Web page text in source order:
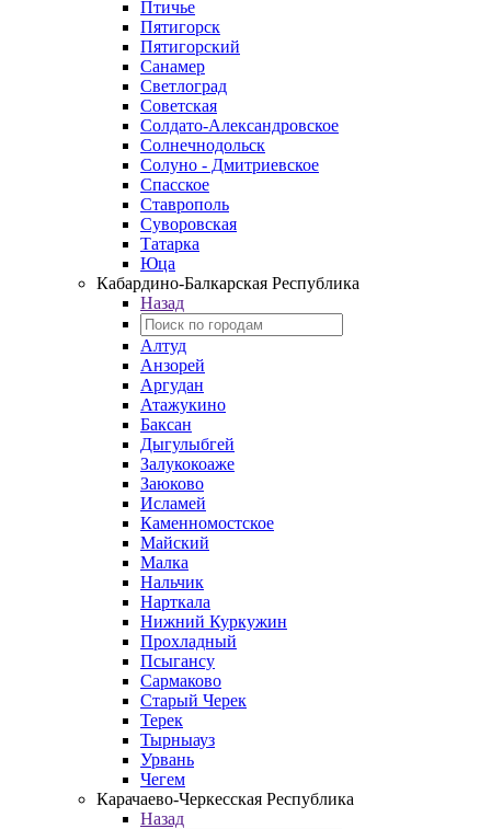
Птичье
Пятигорск
Пятигорский
Санамер
Светлоград
Советская
Солдато-Александровское
Солнечнодольск
Солуно - Дмитриевское
Спасское
Ставрополь
Суворовская
Татарка
Юца
Кабардино‑Балкарская Республика
Назад
Алтуд
Анзорей
Аргудан
Атажукино
Баксан
Дыгулыбгей
Залукокоаже
Заюково
Исламей
Каменномостское
Майский
Малка
Нальчик
Нарткала
Нижний Куркужин
Прохладный
Псыгансу
Сармаково
Старый Черек
Терек
Тырныауз
Урвань
Чегем
Карачаево-Черкесская Республика
Назад